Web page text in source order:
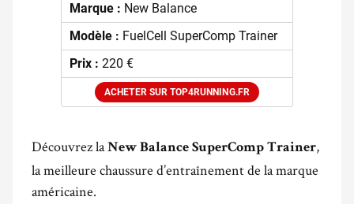
Marque : New Balance
Modèle : FuelCell SuperComp Trainer
Prix : 220 €
ACHETER SUR TOP4RUNNING.FR
Découvrez laNew Balance SuperComp Trainer,
la meilleure chaussure d’entraînement de la marque
américaine.